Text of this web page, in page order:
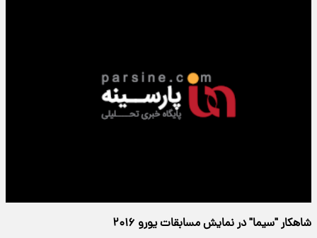
شاهکار "سیما" در نمایش مسابقات یورو ۲۰۱۶